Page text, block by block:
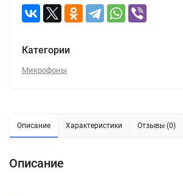
Категории
Микрофоны
Описание Характеристики Отзывы (0)
Описание